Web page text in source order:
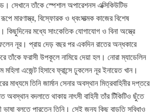
সেখানে তাঁকে স্পেশাল অপারেশনস এক্সিকিউটিভ
মারণাস্ত্র, বিস্ফোরক ও ধ্বংসাত্মক কাজের বিশেষ
কিছুদিনের মধ্যে সাংকেতিক যোগাযোগ ও বিনা অস্ত্রে
নূর। প্রায় দেড় বছর পর একদিন রাতের অন্ধকারে
তাঁকে ফরাসী উপকূলে নামিয়ে দেয়া হল। নোরা ম্যাডেলিন
এজেন্ট হিসাবে ফ্রান্সে ঢুকলেন নূর ইনায়েত খান।
মাধ্যমে তিনি জার্মান সেনার অবস্থান মিত্রবাহিনীর দপ্তরে
বদলাতে থাকায় নাৎসী বাহিনী তাঁর টিঁকিটিও ছুঁতে
বলতে পারতেন তিনি। সেই জন্য কিছু বাড়তি সুবিধাও